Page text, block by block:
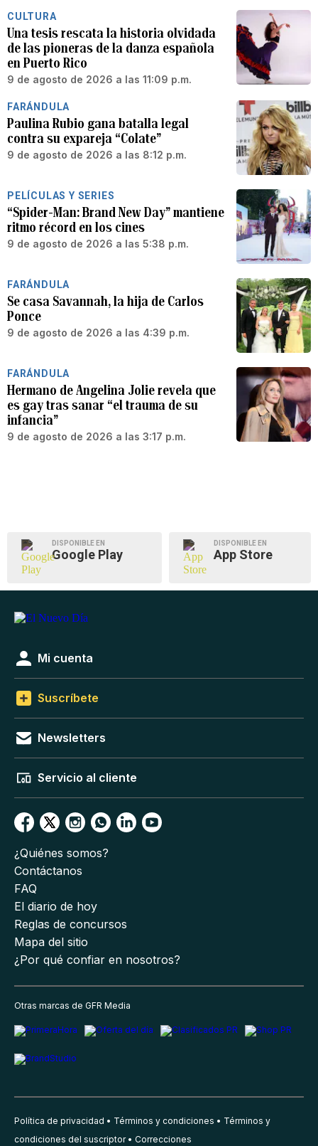
CULTURA
Una tesis rescata la historia olvidada
de las pioneras de la danza española
en Puerto Rico
9 de agosto de 2026 a las 11:09 p.m.
FARÁNDULA
Paulina Rubio gana batalla legal
contra su expareja “Colate”
9 de agosto de 2026 a las 8:12 p.m.
PELÍCULAS Y SERIES
“Spider-Man: Brand New Day” mantiene
ritmo récord en los cines
9 de agosto de 2026 a las 5:38 p.m.
FARÁNDULA
Se casa Savannah, la hija de Carlos
Ponce
9 de agosto de 2026 a las 4:39 p.m.
FARÁNDULA
Hermano de Angelina Jolie revela que
es gay tras sanar “el trauma de su
infancia”
9 de agosto de 2026 a las 3:17 p.m.
DISPONIBLE EN
Google Play
DISPONIBLE EN
App Store
Mi cuenta
Suscríbete
Newsletters
Servicio al cliente
¿Quiénes somos?
Contáctanos
FAQ
El diario de hoy
Reglas de concursos
Mapa del sitio
¿Por qué confiar en nosotros?
Otras marcas de GFR Media
Política de privacidad Términos y condiciones
Términos y
condiciones del suscriptor
Correcciones